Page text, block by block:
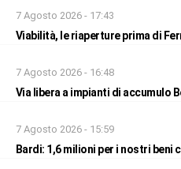
7 Agosto 2026 - 17:43
Viabilità, le riaperture prima di
7 Agosto 2026 - 16:48
Via libera a impianti di accumulo
7 Agosto 2026 - 15:59
Bardi: 1,6 milioni per i nostri beni